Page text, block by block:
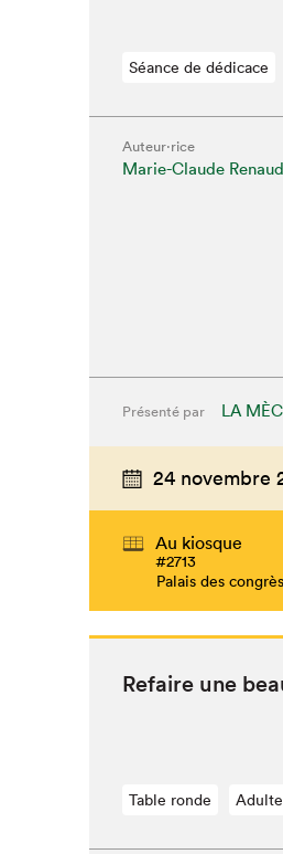
Séance de dédicace
Auteur·rice
Marie-Claude Renaud
Présenté par LA
24 novembre
Au kiosque
#2713
Palais des
Refaire une
Table ronde Adulte